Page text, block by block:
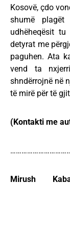
Kosovë, çdo
shumë
udhëheqësit
detyrat me
paguhen. Ata
vend ta
shndërrojnë në
të mirë për të
(Kontakti me
Mirush